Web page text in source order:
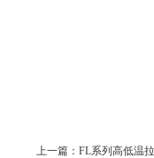
上一篇： FL系列高低温